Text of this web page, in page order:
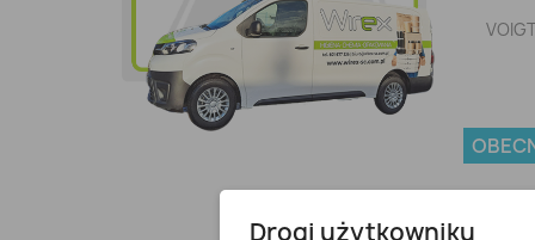
Drogi użytkowniku